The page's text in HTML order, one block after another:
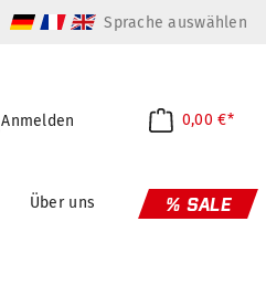
Sprache auswählen
Anmelden 0,00 €*
Über uns % SALE